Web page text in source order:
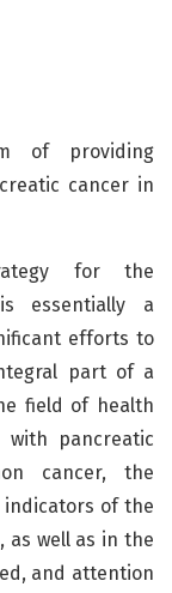
of providing
cancer in
for the
essentially a
efforts to
part of a
field of health
pancreatic
cancer, the
of the
as well as in the
and attention